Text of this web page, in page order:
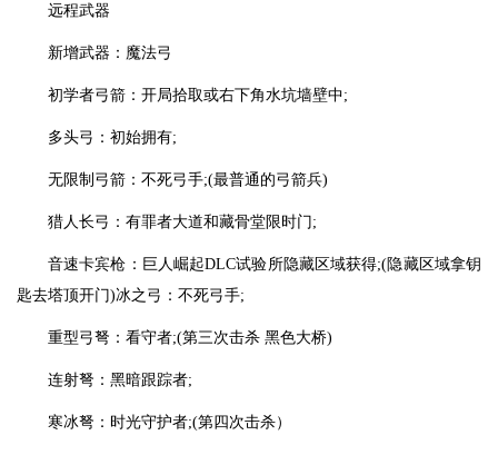
远程武器
新增武器：魔法弓
初学者弓箭：开局拾取或右下角水坑墙壁中;
多头弓：初始拥有;
无限制弓箭：不死弓手;(最普通的弓箭兵)
猎人长弓：有罪者大道和藏骨堂限时门;
音速卡宾枪：巨人崛起DLC试验所隐藏区域获得;(隐藏区域拿钥
匙去塔顶开门)冰之弓：不死弓手;
重型弓弩：看守者;(第三次击杀 黑色大桥)
连射弩：黑暗跟踪者;
寒冰弩：时光守护者;(第四次击杀）